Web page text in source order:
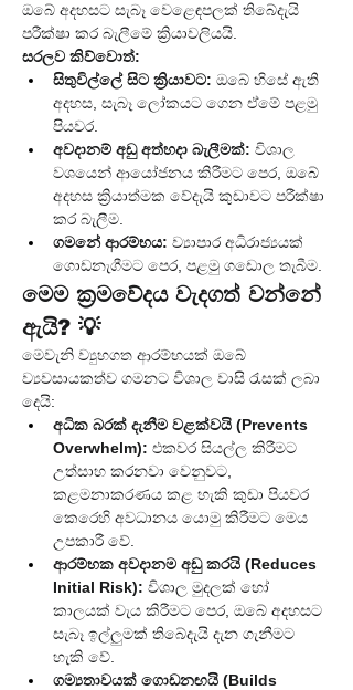
ඔබේ අදහසට සැබෑ වෙළෙඳපලක් තිබේදැයි
පරීක්ෂා කර බැලීමේ ක්‍රියාවලියයි.
සරලව කිව්වොත්:
සිතුවිල්ලේ සිට ක්‍රියාවට: ඔබේ හිසේ ඇති
අදහස, සැබෑ ලෝකයට ගෙන ඒමේ පළමු
පියවර.
අවදානම් අඩු අත්හදා බැලීමක්: විශාල
වශයෙන් ආයෝජනය කිරීමට පෙර, ඔබේ
අදහස ක්‍රියාත්මක වේදැයි කුඩාවට පරීක්ෂා
කර බැලීම.
ගමනේ ආරම්භය: ව්‍යාපාර අධිරාජ්‍යයක්
ගොඩනැගීමට පෙර, පළමු ගඩොල තැබීම.
මෙම ක්‍රමවේදය වැදගත් වන්නේ
ඇයි? 💡
මෙවැනි ව්‍යුහගත ආරම්භයක් ඔබේ
ව්‍යවසායකත්ව ගමනට විශාල වාසි රැසක් ලබා
දෙයි:
අධික බරක් දැනීම වළක්වයි (Prevents
Overwhelm): එකවර සියල්ල කිරීමට
උත්සාහ කරනවා වෙනුවට,
කළමනාකරණය කළ හැකි කුඩා පියවර
කෙරෙහි අවධානය යොමු කිරීමට මෙය
උපකාරී වේ.
ආරම්භක අවදානම අඩු කරයි (Reduces
Initial Risk): විශාල මුදලක් හෝ
කාලයක් වැය කිරීමට පෙර, ඔබේ අදහසට
සැබෑ ඉල්ලුමක් තිබේදැයි දැන ගැනීමට
හැකි වේ.
ගම්‍යතාවයක් ගොඩනඟයි (Builds